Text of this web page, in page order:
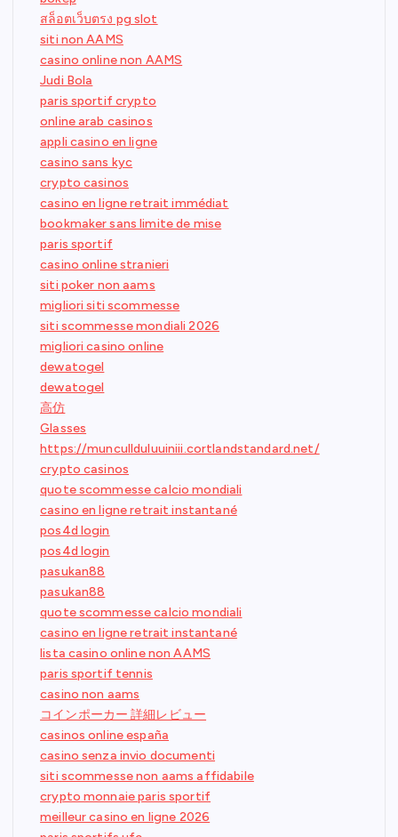
สล็อตเว็บตรง pg slot
siti non AAMS
casino online non AAMS
Judi Bola
paris sportif crypto
online arab casinos
appli casino en ligne
casino sans kyc
crypto casinos
casino en ligne retrait immédiat
bookmaker sans limite de mise
paris sportif
casino online stranieri
siti poker non aams
migliori siti scommesse
siti scommesse mondiali 2026
migliori casino online
dewatogel
dewatogel
高仿
Glasses
https://muncullduluuiniii.cortlandstandard.net/
crypto casinos
quote scommesse calcio mondiali
casino en ligne retrait instantané
pos4d login
pos4d login
pasukan88
pasukan88
quote scommesse calcio mondiali
casino en ligne retrait instantané
lista casino online non AAMS
paris sportif tennis
casino non aams
コインポーカー 詳細レビュー
casinos online españa
casino senza invio documenti
siti scommesse non aams affidabile
crypto monnaie paris sportif
meilleur casino en ligne 2026